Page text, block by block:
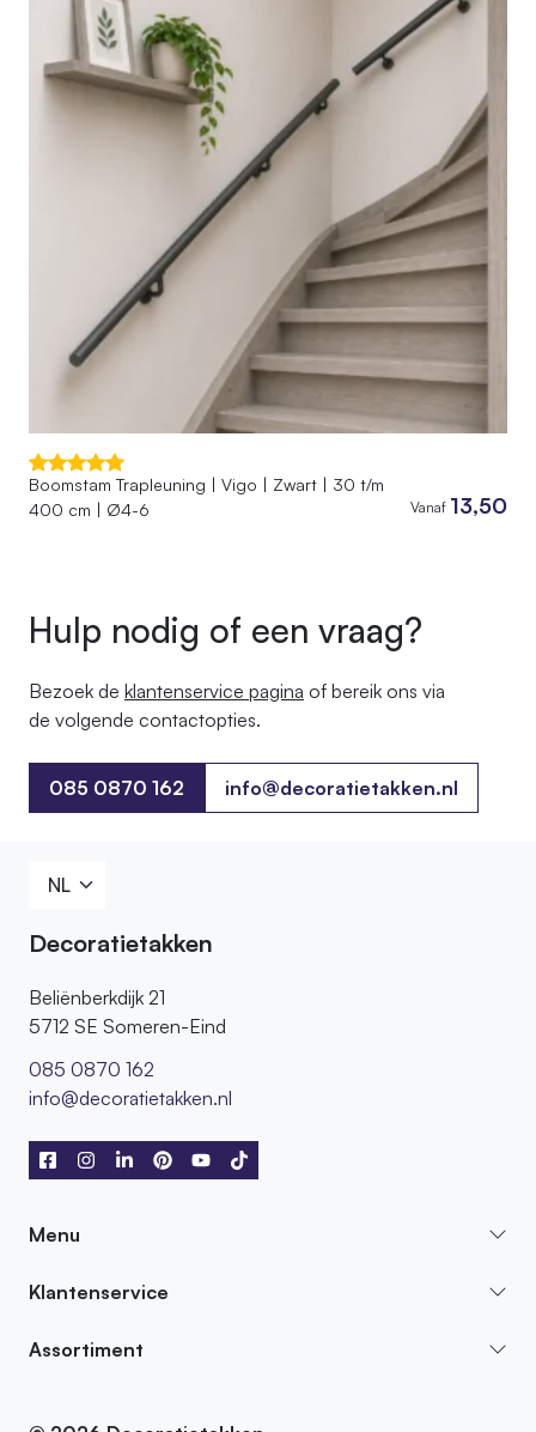
Boomstam Trapleuning | Vigo | Zwart | 30 t/m
400 cm | Ø4-6
Vanaf 13,50
Hulp nodig of een vraag?
Bezoek de klantenservice pagina of bereik ons ​​via
de volgende contactopties.
085 0870 162
085 0870 162
info@decoratietakken.nl
Decoratietakken
Beliënberkdijk 21
5712 SE Someren-Eind
085 0870 162
info@decoratietakken.nl
Menu
Klantenservice
Assortiment